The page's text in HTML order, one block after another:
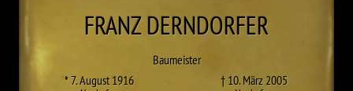
FRANZDERNDORFER
Baumeister
* 7. August 1916
† 10. März 2005